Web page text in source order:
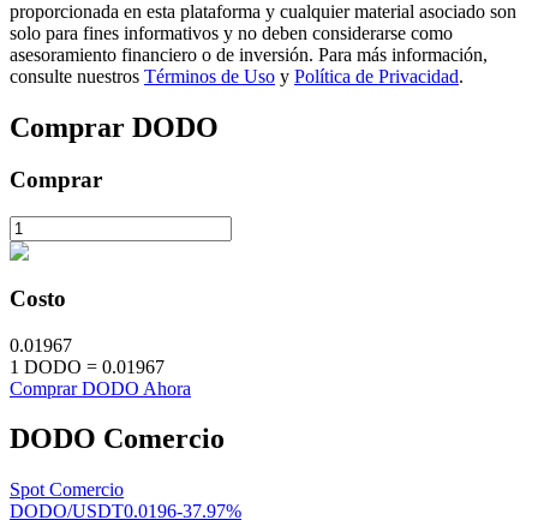
Inversión automática
Obtenga ganancias a largo plazo e intereses flexibles
Bitrue
proporcionada en esta plataforma y cualquier material asociado son
solo para fines informativos y no deben considerarse como
asesoramiento financiero o de inversión. Para más información,
consulte nuestros Términos de Uso y Política de Privacidad.
Comprar DODO
Comprar
Costo
0.01967
1 DODO = 0.01967
Comprar DODO Ahora
DODO Comercio
Spot Comercio
DODO/USDT0.0196-37.97%